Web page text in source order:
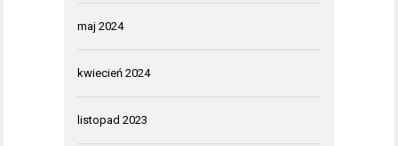
maj 2024
kwiecień 2024
listopad 2023